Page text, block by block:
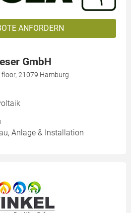
ANFORDERN
GmbH
21079 Hamburg
Anlage & Installation